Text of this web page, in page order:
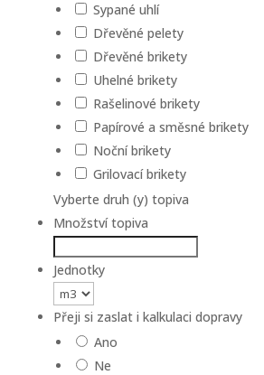
Sypané uhlí
Dřevěné pelety
Dřevěné brikety
Uhelné brikety
Rašelinové brikety
Papírové a směsné brikety
Noční brikety
Grilovací brikety
Vyberte druh (y) topiva
Množství topiva
Jednotky
Přeji si zaslat i kalkulaci dopravy
Ano
Ne